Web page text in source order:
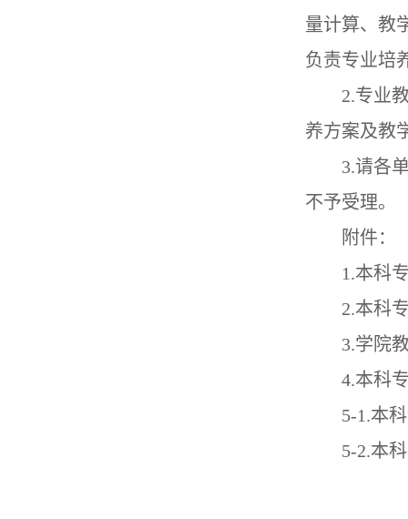
量计算、教
负责专业培
2.专业
养方案及教
3.请各
不予受理。
附件：
1.本科
2.本科
3.学院
4.本科
5-1.本
5-2.本